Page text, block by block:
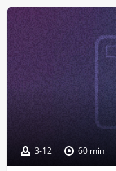
3-12 60 min